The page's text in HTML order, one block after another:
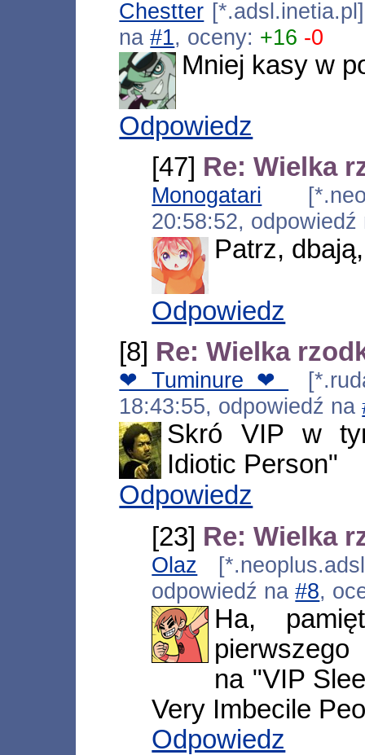
Chestter
na#1, oceny: +16 -0
Mniej kasy w
Odpowiedz
[47] Re: Wielka
Monogatari
20:58:52,
Patrz,
Odpowiedz
[8] Re: Wielka
❤Tuminure❤
18:43:55, odpowiedź na
Skró VIP w
Idiotic Person"
Odpowiedz
[23] Re: Wielka
Olaz
odpowiedź na#8,
Ha,
na "VIP
Very Imbecile
Odpowiedz